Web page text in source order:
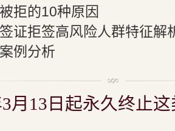
拒的10种原因
证拒签高风险人群特征解
例分析
3月13日起永久终止